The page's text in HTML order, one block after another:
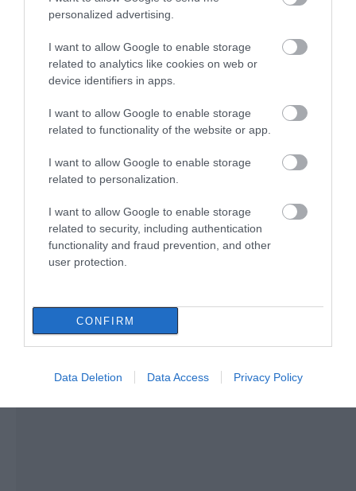
personalized advertising.
I want to allow Google to enable storage
related to analytics like cookies on web or
device identifiers in apps.
I want to allow Google to enable storage
related to functionality of the website or app.
I want to allow Google to enable storage
related to personalization.
I want to allow Google to enable storage
related to security, including authentication
functionality and fraud prevention, and other
user protection.
CONFIRM
Data Deletion Data Access Privacy Policy
μποφόρ σήμερα στην Εύβοια
«Κόκκινος» συναγερμός σήμερα
09.08.2026 | 08:00
Φωτιά στην Εύβοια σε ξερά χόρτα
09.08.2026 | 00:10
Ρίγη συγκίνησης στην Εύβοια! Η
Ιερά Μονή Οσίου Δαυΐδ έλαμψε
08.08.2026 | 21:00
Έσπασαν πιάτα στο
κεφάλι του Αταμάν –
Α. Ο. Χαλκίς: Στον
κίνηση του κ.
Χρυσόστομου μέσα στο
γήπεδο που συγκίνησε
(vid)